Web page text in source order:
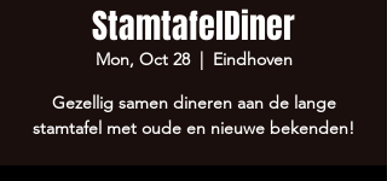
StamtafelDiner
Mon, Oct 28
  |
Eindhoven
Gezellig samen dineren aan de lange
stamtafel met oude en nieuwe bekenden!